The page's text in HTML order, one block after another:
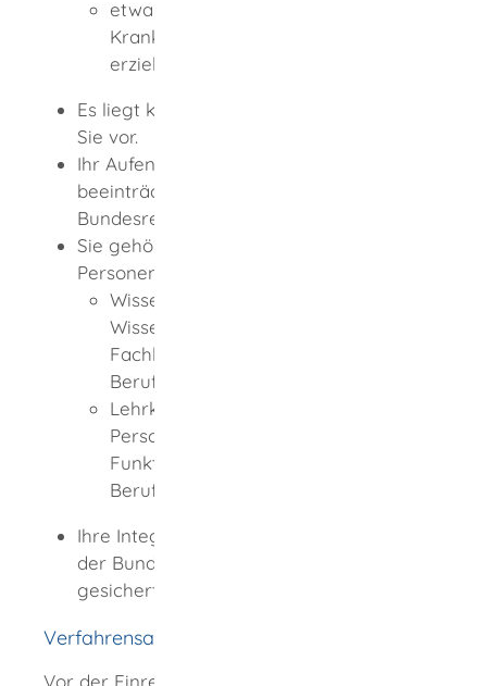
etwaige
Krankenversicherungsbeiträge
erzielen.
Es liegt kein Ausweisungsinteresse gegen
Sie vor.
Ihr Aufenthalt gefährdet oder
beeinträchtigt nicht die Interessen der
Bundesrepublik Deutschland.
Sie gehören zu folgenden
Personengruppen:
Wissenschaftler oder
Wissenschaftlerinnen mit besonderen
Fachkenntnissen und mehrjähriger
Berufserfahrung
Lehrkräfte oder wissenschaftliches
Personal in herausgehobener
Funktion und mehrjähriger
Berufserfahrung
Ihre Integration in die Lebensverhältnisse
der Bundesrepublik Deutschland ist
gesichert.
Verfahrensablauf
Vor der Einreise nach Deutschland müssen